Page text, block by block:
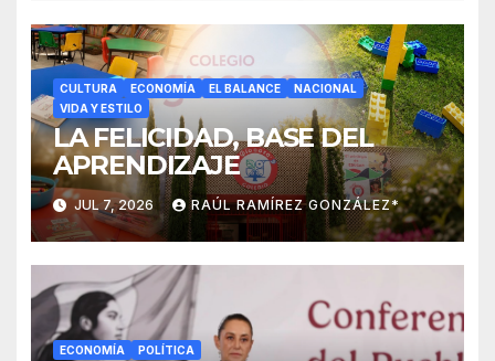
CULTURA ECONOMÍA EL BALANCE
NACIONAL
VIDA Y ESTILO
LA FELICIDAD, BASE DEL
APRENDIZAJE
JUL 7, 2026 RAÚL RAMÍREZ GONZÁLEZ*
ECONOMÍA POLÍTICA